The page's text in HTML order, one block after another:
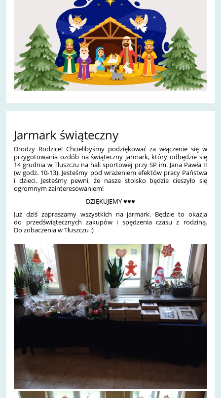
Jarmark świąteczny
Drodzy Rodzice! Chcielibyśmy podziękować za włączenie się w
przygotowania ozdób na świąteczny jarmark, który odbędzie się
14 grudnia w Tłuszczu na hali sportowej przy SP im. Jana Pawła II
(w godz. 10-13). Jesteśmy pod wrażeniem efektów pracy Państwa
i dzieci. Jesteśmy pewni, że nasze stoisko będzie cieszyło się
ogromnym zainteresowaniem!
DZIĘKUJEMY ♥♥♥
Już dziś zapraszamy wszystkich na jarmark. Będzie to okazja
do przedświątecznych zakupów i spędzenia czasu z rodziną.
Do zobaczenia w Tłuszczu :)